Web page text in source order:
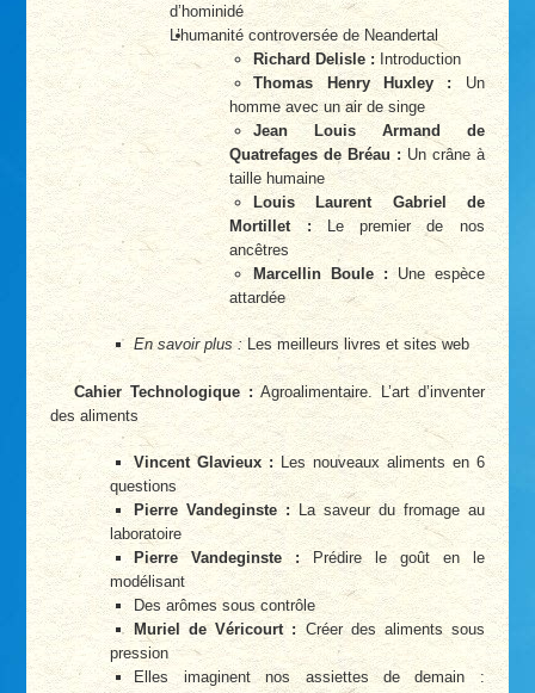
d’hominidé
L’humanité controversée de Neandertal
Richard Delisle : Introduction
Thomas Henry Huxley : Un
homme avec un air de singe
Jean Louis Armand de
Quatrefages de Bréau : Un crâne à
taille humaine
Louis Laurent Gabriel de
Mortillet :Le premier de nos
ancêtres
Marcellin Boule : Une espèce
attardée
En savoir plus :Les meilleurs livres et sites web
Cahier Technologique : Agroalimentaire. L’art d’inventer
des aliments
Vincent Glavieux : Les nouveaux aliments en 6
questions
Pierre Vandeginste :La saveur du fromage au
laboratoire
Pierre Vandeginste :Prédire le goût en le
modélisant
Des arômes sous contrôle
Muriel de Véricourt : Créer des aliments sous
pression
Elles imaginent nos assiettes de demain :